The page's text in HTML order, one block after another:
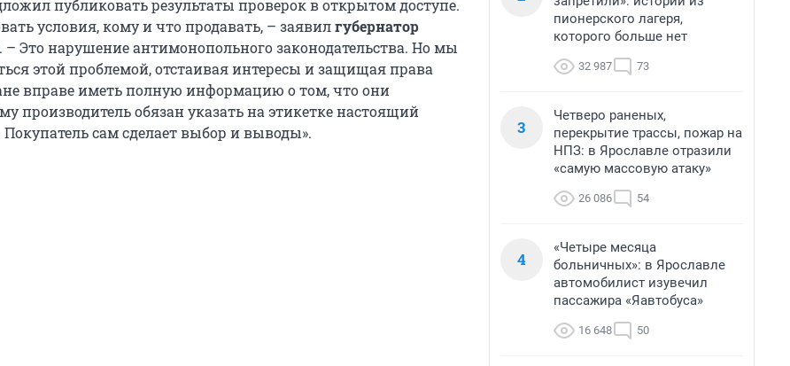
публиковать результаты проверок в открытом доступе.
условия, кому и что продавать, – заявилгубернатор
. – Это нарушение антимонопольного законодательства. Но мы
этой проблемой, отстаивая интересы и защищая права
вправе иметь полную информацию о том, что они
производитель обязан указать на этикетке настоящий
Покупатель сам сделает выбор и выводы».
пионерского лагеря,
которого больше нет
32 987 73
3
Четверо раненых,
перекрытие трассы, пожар на
НПЗ: в Ярославле отразили
«самую массовую атаку»
26 086 54
4
«Четыре месяца
больничных»: в Ярославле
автомобилист изувечил
пассажира «Яавтобуса»
16 648 50